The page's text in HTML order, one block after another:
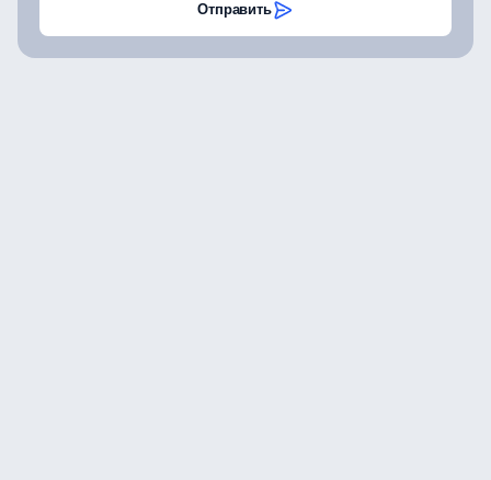
Отправить